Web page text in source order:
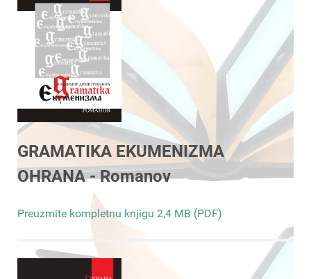
GRAMATIKA EKUMENIZMA
OHRANA - Romanov
Preuzmite kompletnu knjigu 2,4 MB (PDF)